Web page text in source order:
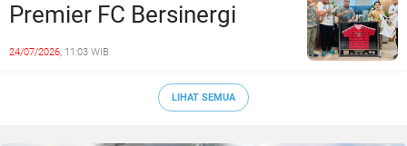
Premier FC Bersinergi
Cetak Generasi Emas
24/07/2026, 11:03 WIB
LIHAT SEMUA